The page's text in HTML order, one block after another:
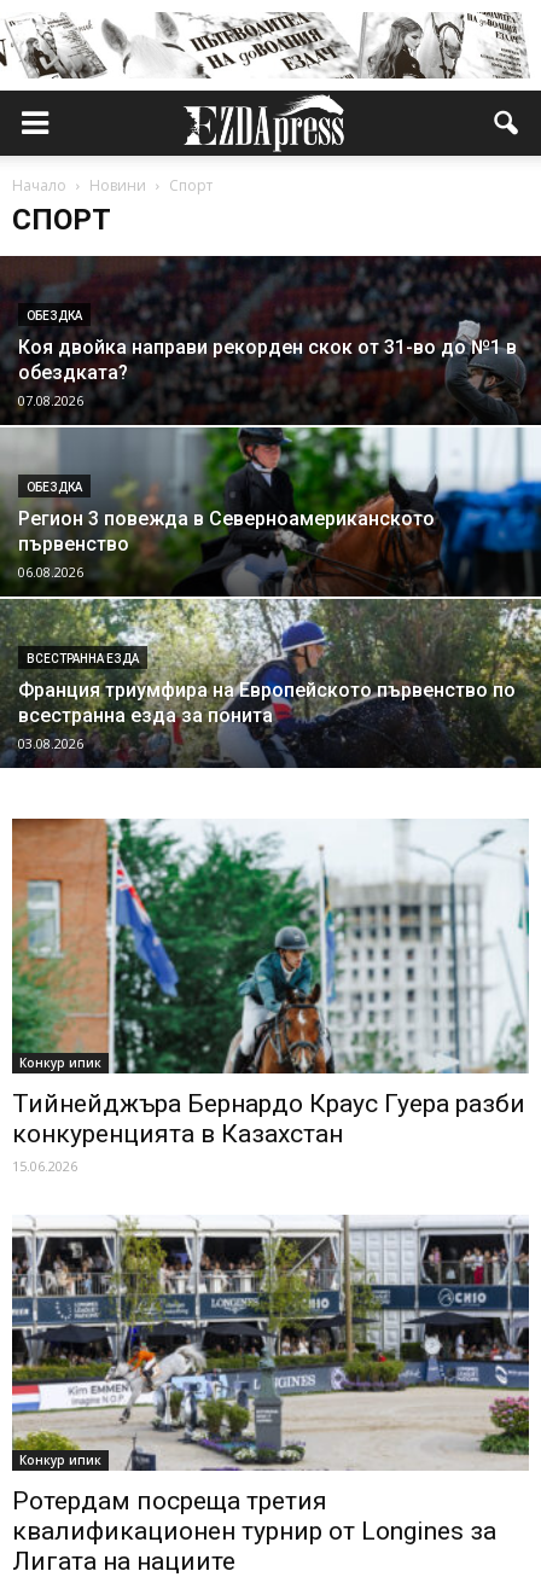
Начало Новини Спорт
СПОРТ
ОБЕЗДКА
Коя двойка направи рекорден скок от 31-во до №1 в
обездката?
07.08.2026
ОБЕЗДКА
Регион 3 повежда в Северноамериканското
първенство
06.08.2026
ВСЕСТРАННА ЕЗДА
Франция триумфира на Европейското първенство по
всестранна езда за понита
03.08.2026
Конкур ипик
Тийнейджъра Бернардо Краус Гуера разби
конкуренцията в Казахстан
15.06.2026
Конкур ипик
Ротердам посреща третия
квалификационен турнир от Longines за
Лигата на нациите